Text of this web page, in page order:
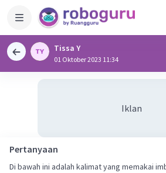
Tissa Y
01 Oktober 2023 11:34
Iklan
Pertanyaan
Di bawah ini adalah kalimat yang memakai